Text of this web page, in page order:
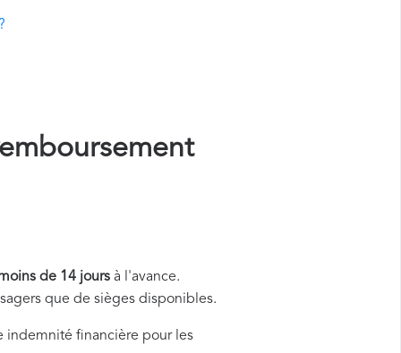
de 14 jours à l'avance.
que de sièges disponibles.
indemnité financière pour les